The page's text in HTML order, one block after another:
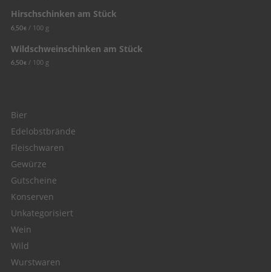
Hirschschinken am Stück
6,50€ / 100 g
Wildschweinschinken am Stück
6,50€ / 100 g
Bier
Edelobstbrände
Fleischwaren
Gewürze
Gutscheine
Konserven
Unkategorisiert
Wein
Wild
Wurstwaren